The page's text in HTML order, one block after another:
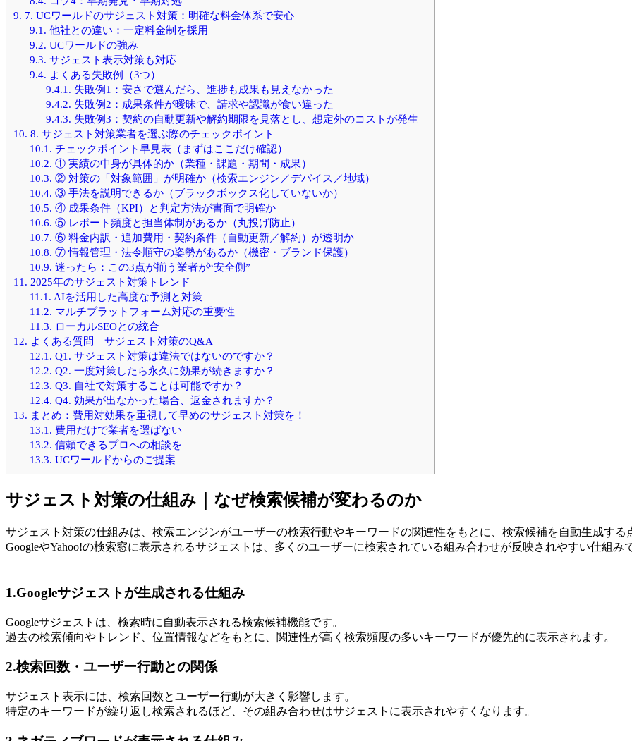
9. 7. UCワールドのサジェスト対策：明確な料金体系で安心
9.1. 他社との違い：一定料金制を採用
9.2. UCワールドの強み
9.3. サジェスト表示対策も対応
9.4. よくある失敗例（3つ）
9.4.1. 失敗例1：安さで選んだら、進捗も成果も見えなかった
9.4.2. 失敗例2：成果条件が曖昧で、請求や認識が食い違った
9.4.3. 失敗例3：契約の自動更新や解約期限を見落とし、想定外のコストが発生
10. 8. サジェスト対策業者を選ぶ際のチェックポイント
10.1. チェックポイント早見表（まずはここだけ確認）
10.2. ① 実績の中身が具体的か（業種・課題・期間・成果）
10.3. ② 対策の「対象範囲」が明確か（検索エンジン／デバイス／地域）
10.4. ③ 手法を説明できるか（ブラックボックス化していないか）
10.5. ④ 成果条件（KPI）と判定方法が書面で明確か
10.6. ⑤ レポート頻度と担当体制があるか（丸投げ防止）
10.7. ⑥ 料金内訳・追加費用・契約条件（自動更新／解約）が透明か
10.8. ⑦ 情報管理・法令順守の姿勢があるか（機密・ブランド保護）
10.9. 迷ったら：この3点が揃う業者が“安全側”
11. 2025年のサジェスト対策トレンド
11.1. AIを活用した高度な予測と対策
11.2. マルチプラットフォーム対応の重要性
11.3. ローカルSEOとの統合
12. よくある質問｜サジェスト対策のQ&A
12.1. Q1. サジェスト対策は違法ではないのですか？
12.2. Q2. 一度対策したら永久に効果が続きますか？
12.3. Q3. 自社で対策することは可能ですか？
12.4. Q4. 効果が出なかった場合、返金されますか？
13. まとめ：費用対効果を重視して早めのサジェスト対策を！
13.1. 費用だけで業者を選ばない
13.2. 信頼できるプロへの相談を
13.3. UCワールドからのご提案
サジェスト対策の仕組み｜なぜ検索候補が変わるのか
サジェスト対策の仕組みは、検索エンジンがユーザーの検索行動やキーワードの関連性をもとに、検索候補を自動生成する
GoogleやYahoo!の検索窓に表示されるサジェストは、多くのユーザーに検索されている組み合わせが反映されやすい仕組み
1.Googleサジェストが生成される仕組み
Googleサジェストは、検索時に自動表示される検索候補機能です。
過去の検索傾向やトレンド、位置情報などをもとに、関連性が高く検索頻度の多いキーワードが優先的に表示されます。
2.検索回数・ユーザー行動との関係
サジェスト表示には、検索回数とユーザー行動が大きく影響します。
特定のキーワードが繰り返し検索されるほど、その組み合わせはサジェストに表示されやすくなります。